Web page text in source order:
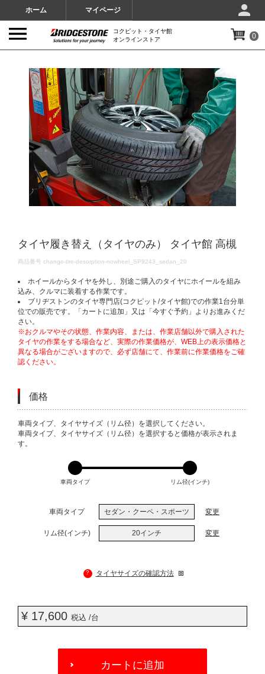
ホーム マイページ
コクピット・タイヤ館
オンラインストア
0
タイヤ履き替え（タイヤのみ） タイヤ館 高槻
DETAILS
商品番号 change-tire-desorption-nowheel_SP9243_sedan_20
ホイールからタイヤを外し、別途ご購入のタイヤにホイールを組み
込み、クルマに装着する作業です。
ブリヂストンのタイヤ専門店(コクピット/タイヤ館)での作業1台分単
位での販売です。「カートに追加」又は「今すぐ予約」よりお進みくだ
さい。
※おクルマやその状態、作業内容、または、作業店舗以外で購入された
タイヤの作業をする場合など、実際の作業価格が、WEB上の表示価格と
異なる場合がございますので、必ず店舗にて、作業前に作業価格をご確
認ください。
価格
VARIATIONS
車両タイプ、タイヤサイズ（リム径）を選択してください。
車両タイプ、タイヤサイズ（リム径）を選択すると価格が表示されま
す。
車両タイプ リム径(インチ)
車両タイプ セダン・クーペ・スポーツ 変更
リム径(インチ) 20インチ 変更
? タイヤサイズの確認方法
¥ 17,600 税込 /台
カートに追加